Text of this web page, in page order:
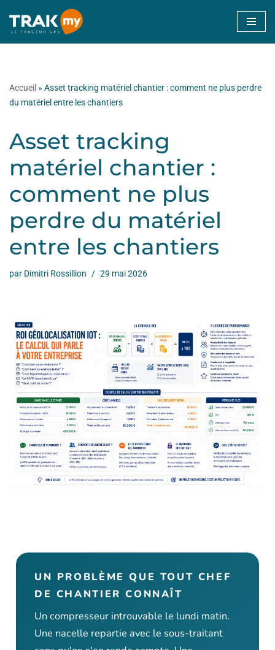
Aller
Accueil » Asset tracking matériel chantier : comment ne plus perdre
du matériel entre les chantiers
Asset tracking
matériel chantier :
comment ne plus
perdre du matériel
entre les chantiers
par Dimitri Rossillion 29 mai 2026
UN PROBLÈME QUE TOUT CHEF
DE CHANTIER CONNAÎT
Un compresseur introuvable le lundi matin.
Une nacelle repartie avec le sous-traitant